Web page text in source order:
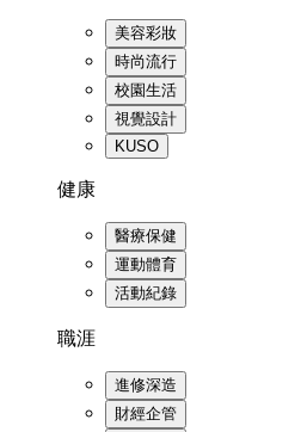
美容彩妝
時尚流行
校園生活
視覺設計
KUSO
健康
醫療保健
運動體育
活動紀錄
職涯
進修深造
財經企管